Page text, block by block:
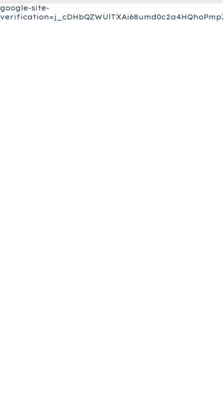
google-site-